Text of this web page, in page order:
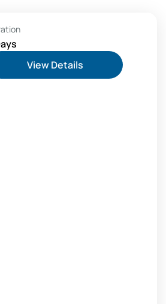
View Details